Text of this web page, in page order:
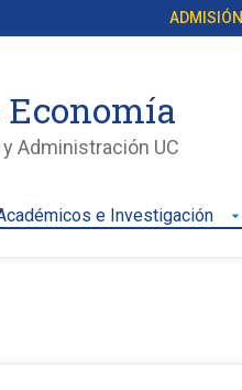
ADMISIÓN
Administración UC
e Investigación arrow_drop_down